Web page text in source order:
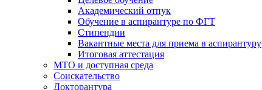
Академический отпук
Обучение в аспирантуре по ФГТ
Стипендии
Вакантные места для приема в аспирантуру
Итоговая аттестация
МТО и доступная среда
Соискательство
Докторантура